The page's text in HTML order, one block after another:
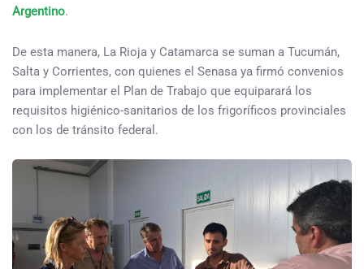
Argentino.
De esta manera, La Rioja y Catamarca se suman a Tucumán,
Salta y Corrientes, con quienes el Senasa ya firmó convenios
para implementar el Plan de Trabajo que equiparará los
requisitos higiénico-sanitarios de los frigoríficos provinciales
con los de tránsito federal.